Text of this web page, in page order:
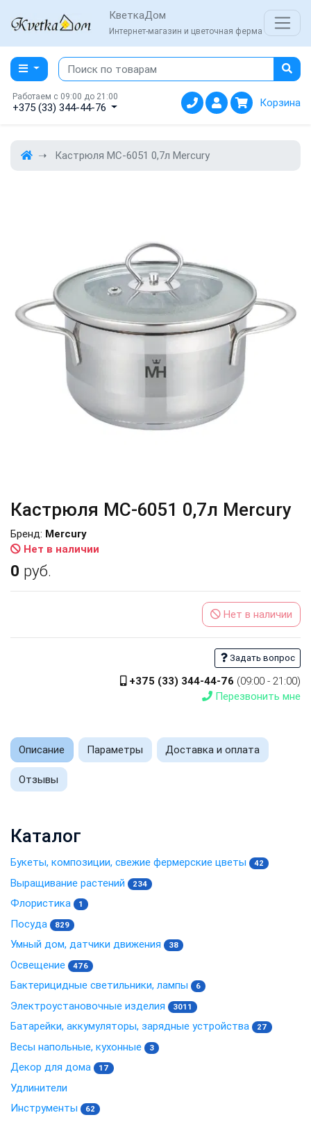
КветкаДом
Интернет-магазин и цветочная ферма
Работаем с 09:00 до 21:00
+375 (33) 344-44-76 Корзина
Кастрюля MC-6051 0,7л Mercury
Кастрюля MC-6051 0,7л Mercury
Нет в наличии
Бренд: Mercury
0 руб.
Нет в наличии
Задать вопрос
+375 (33) 344-44-76 (09:00 - 21:00)
Перезвонить мне
Описание Параметры Доставка и оплата
Отзывы
Каталог
Букеты, композиции, свежие фермерские цветы 42
Выращивание растений 234
Флористика 1
Посуда 829
Умный дом, датчики движения 38
Освещение 476
Бактерицидные светильники, лампы 6
Электроустановочные изделия 3011
Батарейки, аккумуляторы, зарядные устройства 27
Весы напольные, кухонные 3
Декор для дома 17
Удлинители
Инструменты
62